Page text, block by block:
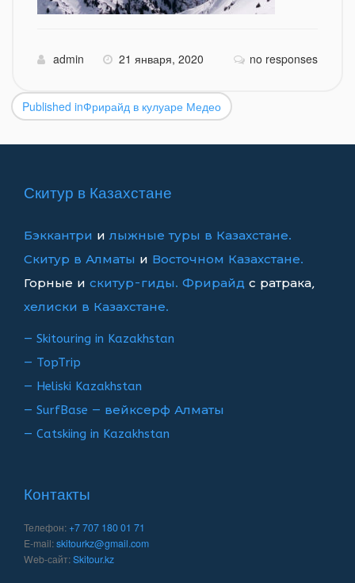
admin 21 января, 2020 no responses
Навигация
по
Published inФрирайд в кулуаре Медео
Скитур в Казахстане
Бэккантри илыжные туры в Казахстане.
Скитур в Алматы и Восточном Казахстане.
Горные и скитур-гиды. Фрирайд с ратрака,
хелиски в Казахстане.
— Skitouring in Kazakhstan
— TopTrip
— Heliski Kazakhstan
— SurfBase — вейксерф Алматы
— Catskiing in Kazakhstan
Контакты
Телефон:+7 707 180 01 71
E-mail:skitourkz@gmail.com
Web-сайт:Skitour.kz